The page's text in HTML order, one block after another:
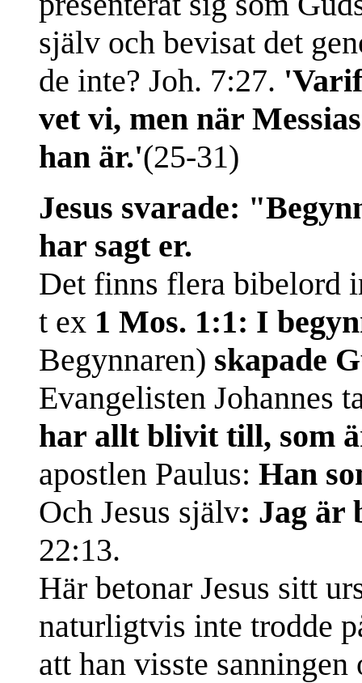
själv och bevisat det
de inte? Joh. 7:27.
vet vi, men när
han är.'(25-31)
Jesus svarade:
har sagt er.
Det finns flera bibelord
t ex 1 Mos. 1:1: I
Begynnaren) skapade
Evangelisten Johannes
har allt blivit till, som
apostlen Paulus: Han
Och Jesus själv: Jag är
22:13.
Här betonar Jesus sitt
naturligtvis inte trodde
att han visste